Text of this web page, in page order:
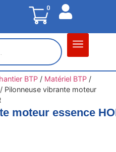
0
BTP/ Matériel BTP/
Pilonneuse vibrante moteur
moteur essence